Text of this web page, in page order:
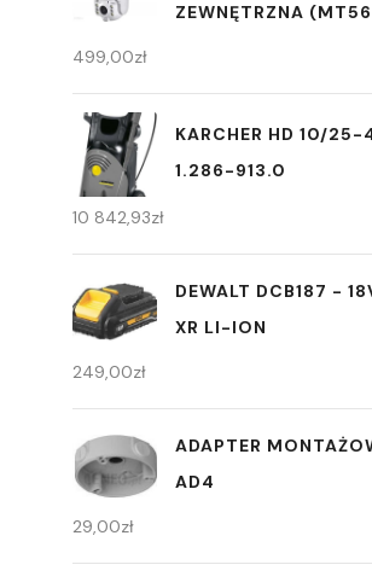
ZEWNĘTRZNA
499,00zł
KARCHER HD 10/25-
1.286-913.0
10 842,93zł
DEWALT DCB187 -
XR LI-ION
249,00zł
ADAPTER
AD4
29,00zł